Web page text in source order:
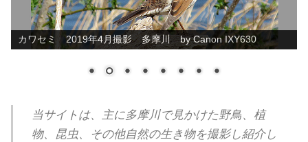
カワセミ 2019年4月撮影 多摩川 by Canon IXY630
当サイトは、主に多摩川で見かけた野鳥、植
物、昆虫、その他自然の生き物を撮影し紹介し